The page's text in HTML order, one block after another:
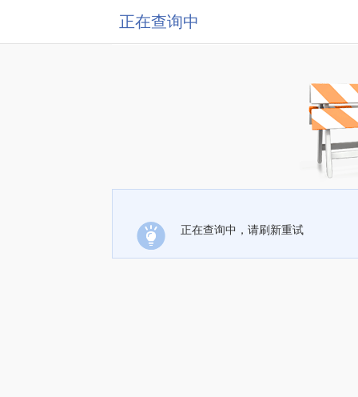
正在查询中
正在查询中，请刷新重试